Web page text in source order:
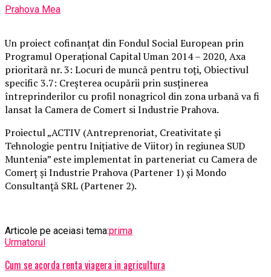
Prahova Mea
Un proiect cofinanţat din Fondul Social European prin
Programul Operațional Capital Uman 2014 – 2020, Axa
prioritară nr. 3: Locuri de muncă pentru toți, Obiectivul
specific 3.7: Creșterea ocupării prin susținerea
întreprinderilor cu profil nonagricol din zona urbană va fi
lansat la Camera de Comert si Industrie Prahova.
Proiectul „ACTIV (Antreprenoriat, Creativitate și
Tehnologie pentru Inițiative de Viitor) în regiunea SUD
Muntenia” este implementat în parteneriat cu Camera de
Comerț și Industrie Prahova (Partener 1) și Mondo
Consultanță SRL (Partener 2).
Articole pe aceiasi tema:prima
Urmatorul
Cum se acorda renta viagera in agricultura